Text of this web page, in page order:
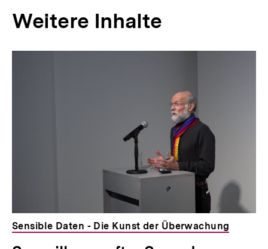
r
I
n
Weitere Inhalte
Sensible Daten - Die Kunst der Überwachung